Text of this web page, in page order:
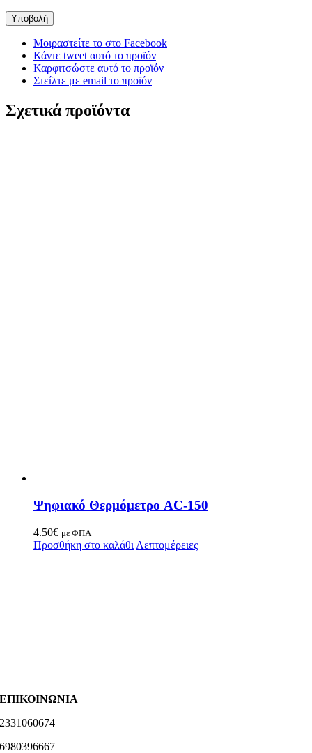
Μοιραστείτε το στο Facebook
Κάντε tweet αυτό το προϊόν
Καρφιτσώστε αυτό το προϊόν
Στείλτε με email το προϊόν
Σχετικά προϊόντα
Ψηφιακό Θερμόμετρο AC-150
4.50€ με ΦΠΑ
Προσθήκη στο καλάθι Λεπτομέρειες
ΕΠΙΚΟΙΝΩΝΙΑ
2331060674
6980396667